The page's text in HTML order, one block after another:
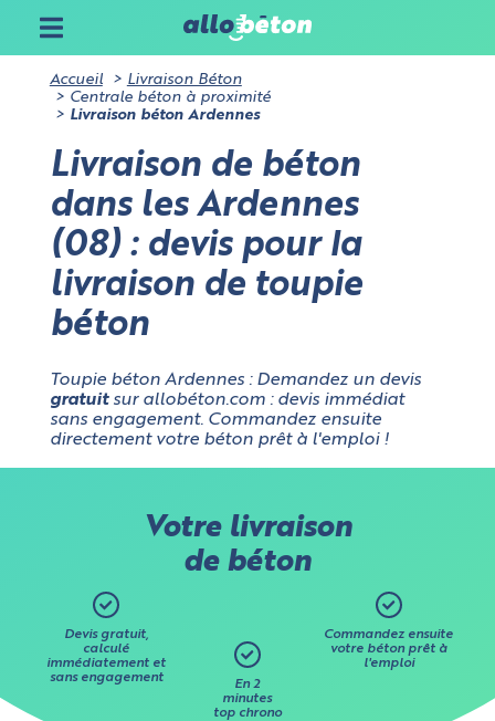
Accueil
Livraison Béton
Centrale béton à proximité
Livraison béton Ardennes
Livraison de béton
dans les Ardennes
(08) : devis pour la
livraison de toupie
béton
Toupie béton Ardennes : Demandez un devis
gratuitsur allobéton.com : devis immédiat
sans engagement. Commandez ensuite
directement votre béton prêt à l'emploi !
Votre livraison
de béton
Devis gratuit,
calculé
immédiatement et
sans engagement
En 2
minutes
top chrono
Commandez ensuite
votre béton prêt à
l'emploi